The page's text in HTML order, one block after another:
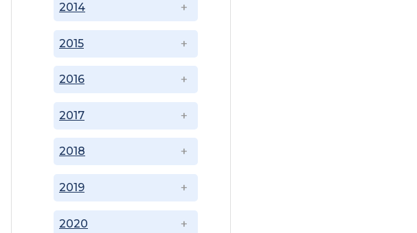
2014
2015
2016
2017
2018
2019
2020